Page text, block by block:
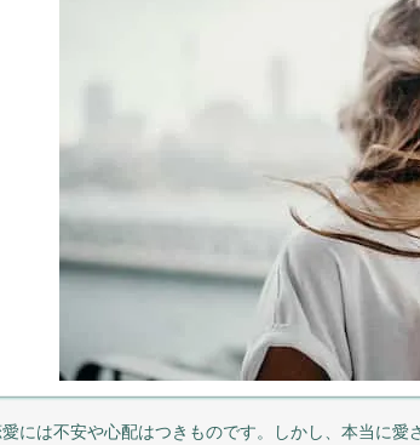
には不安や心配はつきものです。しかし、本当に